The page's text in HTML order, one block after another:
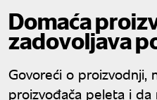
Domaća
zadovoljava
Govoreći o proizvodnji,
proizvođača peleta i